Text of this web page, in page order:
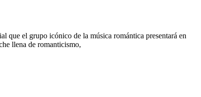
que el grupo icónico de la música romántica presentará en
llena de romanticismo,